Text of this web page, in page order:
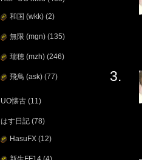
和国 (wkk) (2)
無限 (mgn) (135)
瑞穂 (mzh) (246)
飛鳥 (ask) (77)
UO懐古 (11)
はす日記 (78)
HasuFX (12)